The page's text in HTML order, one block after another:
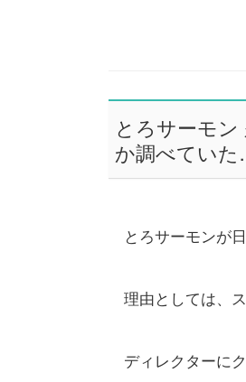
とろサーモ
か調べてい
とろサーモンが
理由としては、
ディレクターに